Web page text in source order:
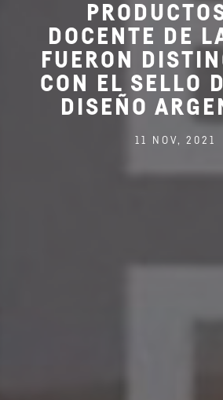
DOCENTE DE
FUERON
CON EL SELLO
DISEÑO
11 NOV, 2021